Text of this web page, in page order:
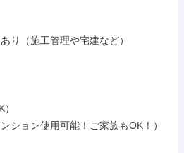
り（施工管理や宅建など）
ション使用可能！ご家族もOK！）